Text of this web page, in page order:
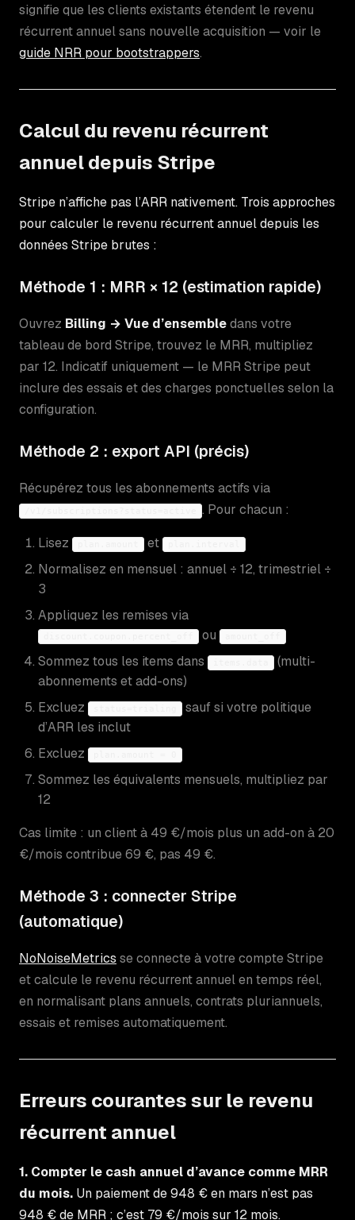
signifie que les clients existants étendent le revenu
récurrent annuel sans nouvelle acquisition — voir le
guide NRR pour bootstrappers.
Calcul du revenu récurrent
annuel depuis Stripe
Stripe n’affiche pas l’ARR nativement. Trois approches
pour calculer le revenu récurrent annuel depuis les
données Stripe brutes :
Méthode 1 : MRR × 12 (estimation rapide)
Ouvrez Billing → Vue d’ensembledans votre
tableau de bord Stripe, trouvez le MRR, multipliez
par 12. Indicatif uniquement — le MRR Stripe peut
inclure des essais et des charges ponctuelles selon la
configuration.
Méthode 2 : export API (précis)
Récupérez tous les abonnements actifs via
. Pour chacun :
Lisez
et
Normalisez en mensuel : annuel ÷ 12, trimestriel ÷
3
Appliquez les remises via
ou
Sommez tous les items dans
(multi-
abonnements et add-ons)
Excluez
sauf si votre politique
d’ARR les inclut
Excluez
Sommez les équivalents mensuels, multipliez par
12
Cas limite : un client à 49 €/mois plus un add-on à 20
€/mois contribue 69 €, pas 49 €.
Méthode 3 : connecter Stripe
(automatique)
NoNoiseMetrics se connecte à votre compte Stripe
et calcule le revenu récurrent annuel en temps réel,
en normalisant plans annuels, contrats pluriannuels,
essais et remises automatiquement.
Erreurs courantes sur le revenu
récurrent annuel
1. Compter le cash annuel d’avance comme MRR
du mois. Un paiement de 948 € en mars n’est pas
948 € de MRR ; c’est 79 €/mois sur 12 mois.